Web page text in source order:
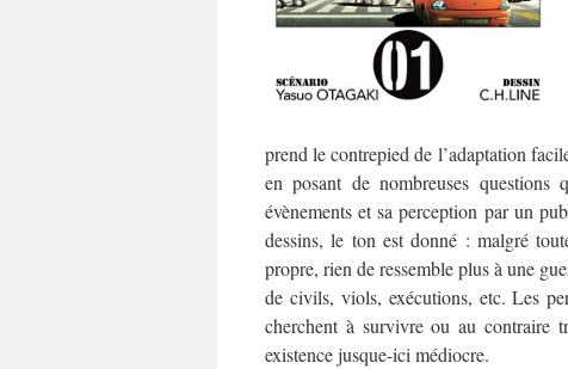
prend le contrepied de l’adaptation
en posant de nombreuses
évènements et sa perception par un
dessins, le ton est donné : malgré
propre, rien de ressemble plus à une
de civils, viols, exécutions, etc. Les
cherchent à survivre ou au contraire
existence jusque-ici médiocre.